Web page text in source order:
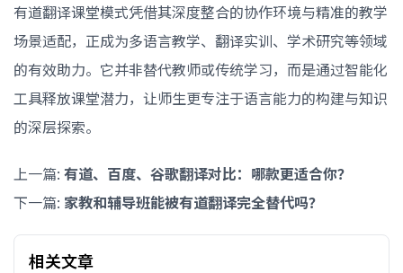
有道翻译课堂模式凭借其深度整合的协作环境与精准的教学
场景适配，正成为多语言教学、翻译实训、学术研究等领域
的有效助力。它并非替代教师或传统学习，而是通过智能化
工具释放课堂潜力，让师生更专注于语言能力的构建与知识
的深层探索。
上一篇: 有道、百度、谷歌翻译对比：哪款更适合你？
下一篇: 家教和辅导班能被有道翻译完全替代吗？
相关文章